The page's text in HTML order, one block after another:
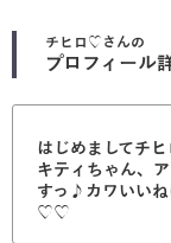
チヒロ♡ さんの
プロフィール
はじめましてチヒ
キティちゃん、
すっ♪カワいいね
♡♡